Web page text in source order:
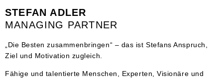
STEFAN ADLER
MANAGING PARTNER
„Die Besten zusammenbringen“ – das ist Stefans Anspruch,
Ziel und Motivation zugleich.
Fähige und talentierte Menschen, Experten, Visionäre und